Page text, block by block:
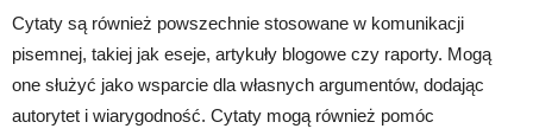
Cytaty są również powszechnie stosowane w komunikacji
pisemnej, takiej jak eseje, artykuły blogowe czy raporty. Mogą
one służyć jako wsparcie dla własnych argumentów, dodając
autorytet i wiarygodność. Cytaty mogą również pomóc